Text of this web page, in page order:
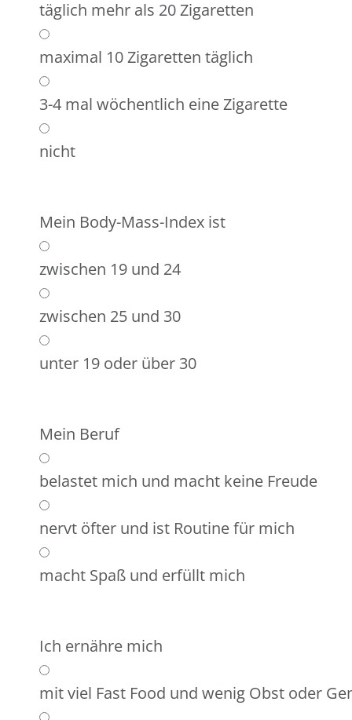
täglich mehr als 20 Zigaretten
maximal 10 Zigaretten täglich
3-4 mal wöchentlich eine Zigarette
nicht
Mein Body-Mass-Index ist
zwischen 19 und 24
zwischen 25 und 30
unter 19 oder über 30
Mein Beruf
belastet mich und macht keine Freude
nervt öfter und ist Routine für mich
macht Spaß und erfüllt mich
Ich ernähre mich
mit viel Fast Food und wenig Obst oder